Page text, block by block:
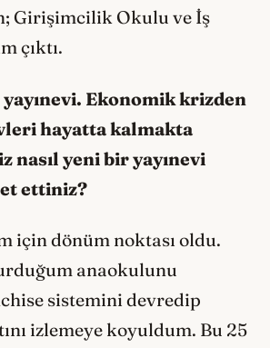
Girişimcilik Okulu ve İş
çıktı.
Ekonomik krizden
hayatta kalmakta
nasıl yeni bir yayınevi
ettiniz?
için dönüm noktası oldu.
anaokulunu
sistemini devredip
izlemeye koyuldum. Bu 25